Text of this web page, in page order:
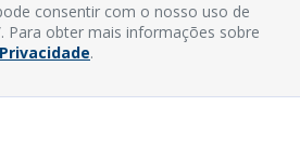
consentir com o nosso uso de
Para obter mais informações sobre
.